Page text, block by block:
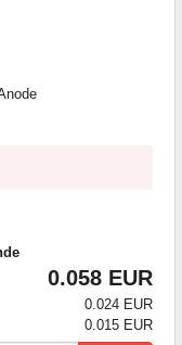
0.058 EUR
0.024 EUR
0.015 EUR